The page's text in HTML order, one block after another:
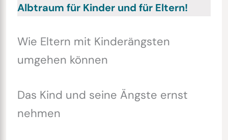
Albtraum für Kinder und für Eltern!
Wie Eltern mit Kinderängsten
umgehen können
Das Kind und seine Ängste ernst
nehmen